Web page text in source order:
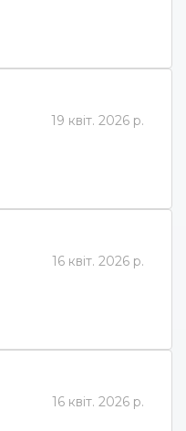
19 квіт. 2026 р.
16 квіт. 2026 р.
16 квіт. 2026 р.